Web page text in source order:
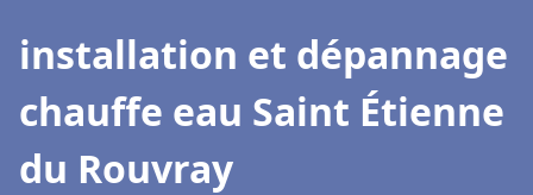
installation et dépannage
chauffe eau Saint Étienne
du Rouvray